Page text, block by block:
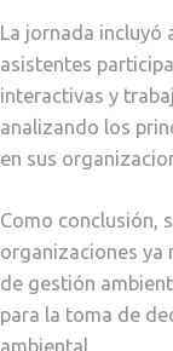
La jornada incluyó
asistentes
interactivas y
analizando los
en sus
Como conclusión,
organizaciones ya
de gestión
para la toma de
ambiental.